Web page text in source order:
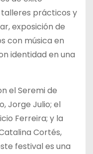
prácticos y
exposición de
con música en
identidad en una
el Seremi de
Jorge Julio; el
Ferreira; y la
Cortés,
festival es una